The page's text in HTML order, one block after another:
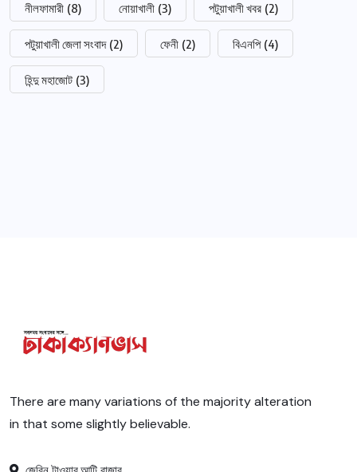
নীলফামারী (8) নোয়াখালী (3) পটুয়াখালী খবর (2)
পটুয়াখালী জেলা সংবাদ (2) ফেনী (2) বিএনপি (4)
হিন্দু মহাজোট (3)
There are many variations of the majority alteration
in that some slightly believable.